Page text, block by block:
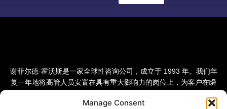
Manage Consent
谢菲尔德-霍沃斯是一家全球性咨询公司，成立于 1993 年。我们年
复一年地将高管人员安置在具有重大影响力的岗位上，为客户在瞬
和转型变革咨询公司。